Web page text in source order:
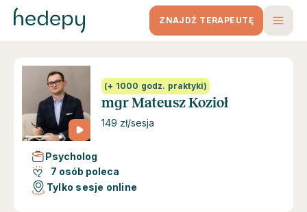
ZNAJDŹ TERAPEUTĘ
(+ 1000 godz. praktyki)
mgr Mateusz Kozioł
149 zł/sesja
Psycholog
7 osób poleca
Tylko sesje online